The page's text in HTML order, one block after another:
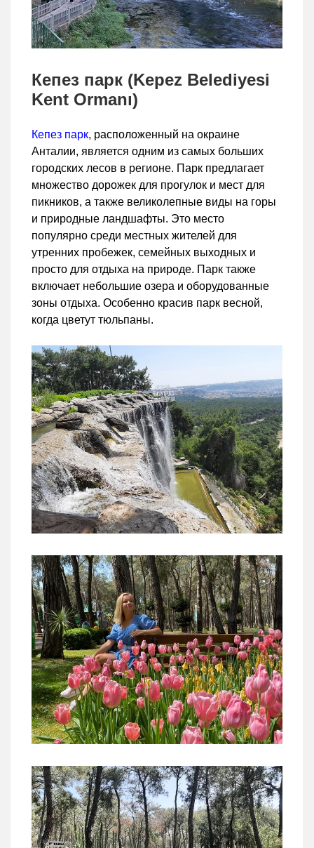
Кепез парк (Kepez Belediyesi
Kent Ormanı)
Кепез парк, расположенный на окраине
Анталии, является одним из самых больших
городских лесов в регионе. Парк предлагает
множество дорожек для прогулок и мест для
пикников, а также великолепные виды на горы
и природные ландшафты. Это место
популярно среди местных жителей для
утренних пробежек, семейных выходных и
просто для отдыха на природе. Парк также
включает небольшие озера и оборудованные
зоны отдыха. Особенно красив парк весной,
когда цветут тюльпаны.